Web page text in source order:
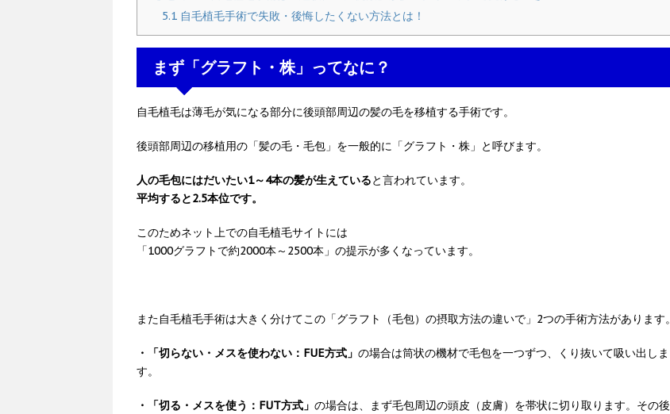
5.1 自毛植毛手術で失敗・後悔したくない方法とは！
まず「グラフト・株」ってなに？
自毛植毛は薄毛が気になる部分に後頭部周辺の髪の毛を移植する手術です。
後頭部周辺の移植用の「髪の毛・毛包」を一般的に「グラフト・株」と呼びます。
人の毛包にはだいたい1～4本の髪が生えていると言われています。
平均すると2.5本位です。
このためネット上での自毛植毛サイトには
「1000グラフトで約2000本～2500本」の提示が多くなっています。
また自毛植毛手術は大きく分けてこの「グラフト（毛包）の摂取方法の違いで」2つの手術方法があります。
・「切らない・メスを使わない：FUE方式」 の場合は筒状の機材で毛包を一つずつ、くり抜いて吸い出しま
す。
・「切る・メスを使う：FUT方式」 の場合は、まず毛包周辺の頭皮（皮膚）を帯状に切り取ります。その後